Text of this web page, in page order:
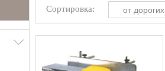
Сортировка: от дорогих